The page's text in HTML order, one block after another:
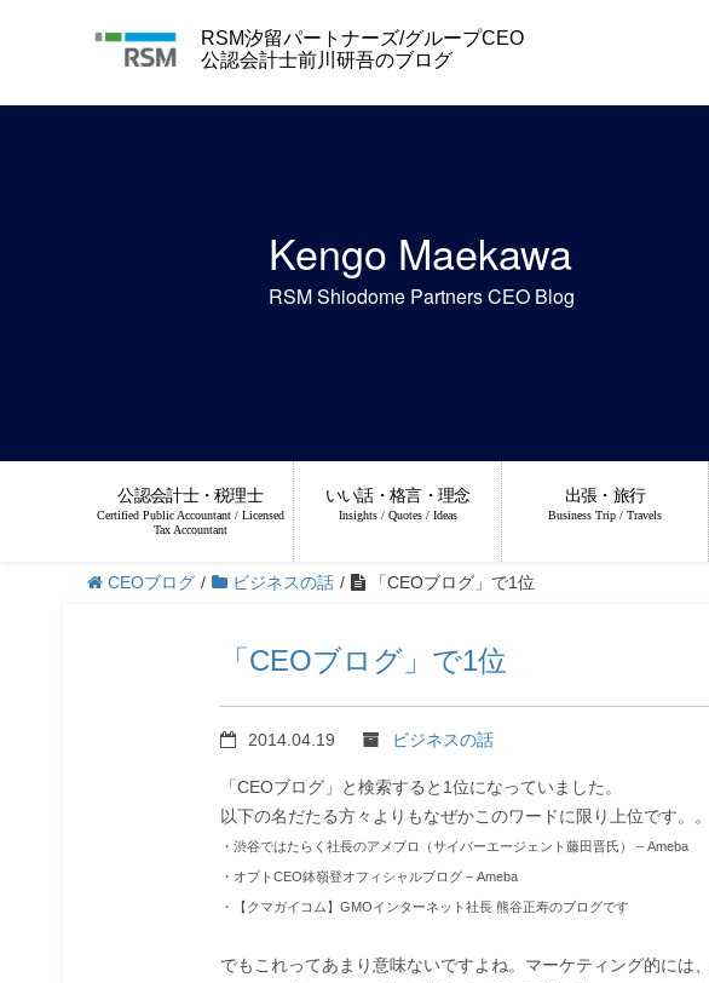
RSM汐留パートナーズ/グループCEO
公認会計士前川研吾のブログ
Kengo Maekawa
RSM Shiodome Partners CEO Blog
公認会計士・税理士
Certified Public Accountant / Licensed
Tax Accountant
いい話・格言・理念
Insights / Quotes / Ideas
出張・旅行
Business Trip / Travels
CEOブログ / ビジネスの話 / 「CEOブログ」で1位
「CEOブログ」で1位
2014.04.19 ビジネスの話
「CEOブログ」と検索すると1位になっていました。
以下の名だたる方々よりもなぜかこのワードに限り上位です。。
・渋谷ではたらく社長のアメブロ（サイバーエージェント藤田晋氏） – Ameba
・オプトCEO鉢嶺登オフィシャルブログ – Ameba
・【クマガイコム】GMOインターネット社長 熊谷正寿のブログです
でもこれってあまり意味ないですよね。マーケティング的には